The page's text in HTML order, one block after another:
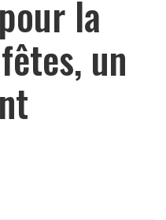
la
un